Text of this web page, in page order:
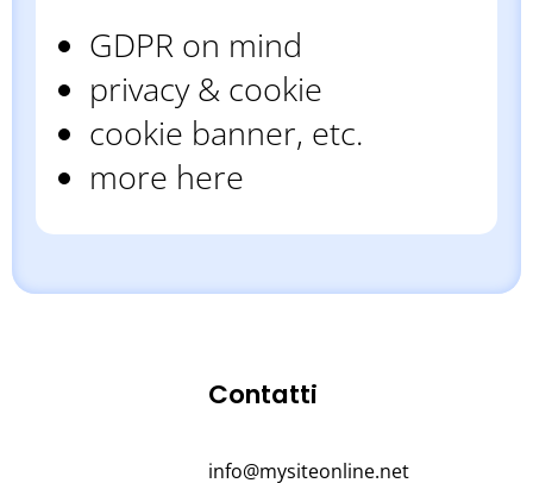
GDPR on mind
privacy & cookie
cookie banner, etc.
more here
Contatti
info@mysiteonline.net